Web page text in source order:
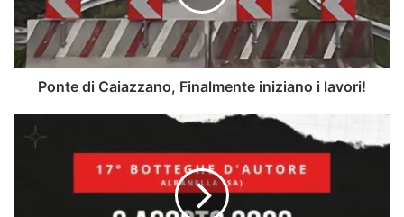
lavori!
Ponte di Caiazzano, Finalmente iniziano i lavori!
pubblicato